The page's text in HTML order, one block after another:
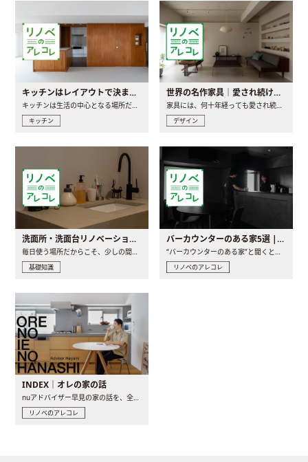
キッチンはレイアウトで決まる。後悔しないための考え方と選び方
キッチンは生活の中心となる場所だからこそ、家の中のどこに置..
キッチン
世界の名作家具｜愛され続ける理由と一生モノとの出会い方
家具には、何十年経っても愛され続ける「名作」と呼ばれるもの..
デザイン
洗面所・洗面台リノベーションの事例と間取りアイデア
基礎知識
バーカウンターのある家5選 | 日常に馴染む“距離の近い”キッチンとは
リノベのアレコレ
INDEX｜オレの家の話
nuアドバイザー早見の家の話を、全4話でお届け。リノベーションを..
リノベのアレコレ